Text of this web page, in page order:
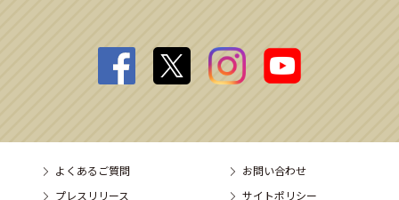
よくあるご質問
お問い合わせ
プレスリリース
サイトポリシー